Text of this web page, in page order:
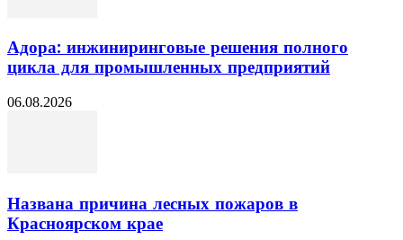
Адора: инжиниринговые решения полного
цикла для промышленных предприятий
06.08.2026
Названа причина лесных пожаров в
Красноярском крае